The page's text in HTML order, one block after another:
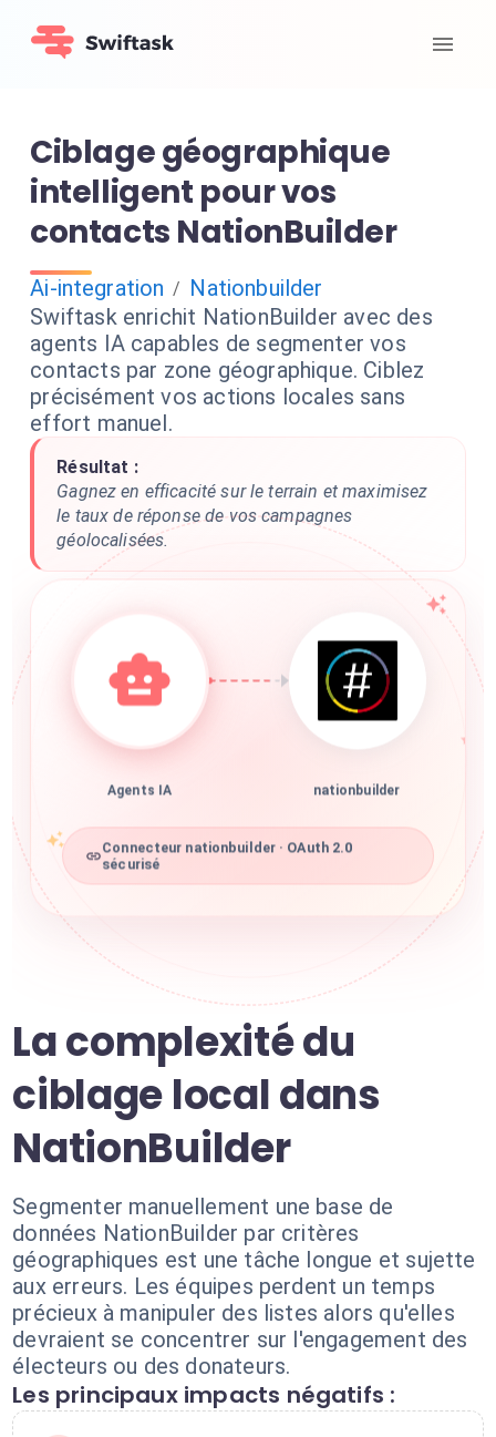
Ciblage géographique
intelligent pour vos
contacts NationBuilder
Ai-integration / Nationbuilder
Swiftask enrichit NationBuilder avec des
agents IA capables de segmenter vos
contacts par zone géographique. Ciblez
précisément vos actions locales sans
effort manuel.
Résultat :
Gagnez en efficacité sur le terrain et maximisez
le taux de réponse de vos campagnes
géolocalisées.
Agents IA nationbuilder
Connecteur nationbuilder · OAuth 2.0
sécurisé
La complexité du
ciblage local dans
NationBuilder
Segmenter manuellement une base de
données NationBuilder par critères
géographiques est une tâche longue et sujette
aux erreurs. Les équipes perdent un temps
précieux à manipuler des listes alors qu'elles
devraient se concentrer sur l'engagement des
électeurs ou des donateurs.
Les principaux impacts négatifs :